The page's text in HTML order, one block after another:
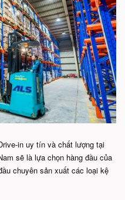
in uy tín và chất lượng tại
sẽ là lựa chọn hàng đầu của
chuyên sản xuất các loại kệ